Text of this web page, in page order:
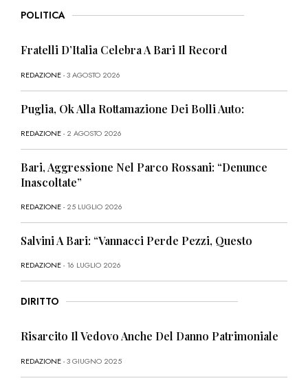
POLITICA
Fratelli D’Italia Celebra A Bari Il Record
REDAZIONE- 3 AGOSTO 2026
Puglia, Ok Alla Rottamazione Dei Bolli Auto:
REDAZIONE- 2 AGOSTO 2026
Bari, Aggressione Nel Parco Rossani: “Denunce
Inascoltate”
REDAZIONE- 25 LUGLIO 2026
Salvini A Bari: “Vannacci Perde Pezzi, Questo
REDAZIONE- 16 LUGLIO 2026
DIRITTO
Risarcito Il Vedovo Anche Del Danno Patrimoniale
REDAZIONE- 3 GIUGNO 2025